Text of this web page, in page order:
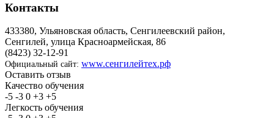
Контакты
433380, Ульяновская область, Сенгилеевский район,
Сенгилей, улица Красноармейская, 86
(8423) 32-12-91
Официальный сайт: www.сенгилейтех.рф
Оставить отзыв
Качество обучения
-5 -3 0 +3 +5
Легкость обучения